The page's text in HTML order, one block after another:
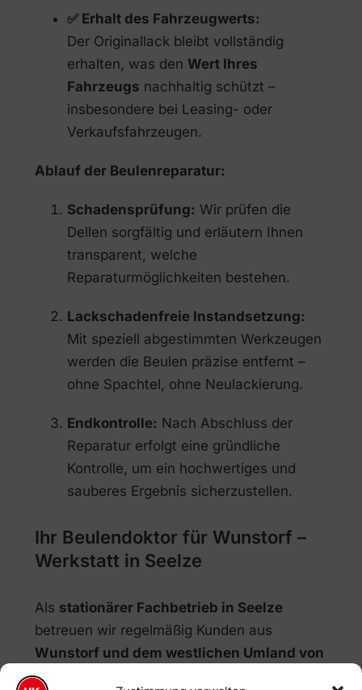
✅ Erhalt des Fahrzeugwerts:
Der Originallack bleibt vollständig
erhalten, was den Wert Ihres
Fahrzeugs nachhaltig schützt –
insbesondere bei Leasing- oder
Verkaufsfahrzeugen.
Ablauf der Beulenreparatur:
Schadensprüfung: Wir prüfen die
Dellen sorgfältig und erläutern Ihnen
transparent, welche
Reparaturmöglichkeiten bestehen.
Lackschadenfreie Instandsetzung:
Mit speziell abgestimmten Werkzeugen
werden die Beulen präzise entfernt –
ohne Spachtel, ohne Neulackierung.
Endkontrolle: Nach Abschluss der
Reparatur erfolgt eine gründliche
Kontrolle, um ein hochwertiges und
sauberes Ergebnis sicherzustellen.
Ihr Beulendoktor für Wunstorf –
Werkstatt in Seelze
Als stationärer Fachbetrieb in Seelze
betreuen wir regelmäßig Kunden aus
Wunstorf und dem westlichen Umland von
Hannover